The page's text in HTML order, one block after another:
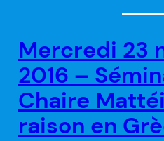
Mercredi 23
2016 –
Chaire
raison en